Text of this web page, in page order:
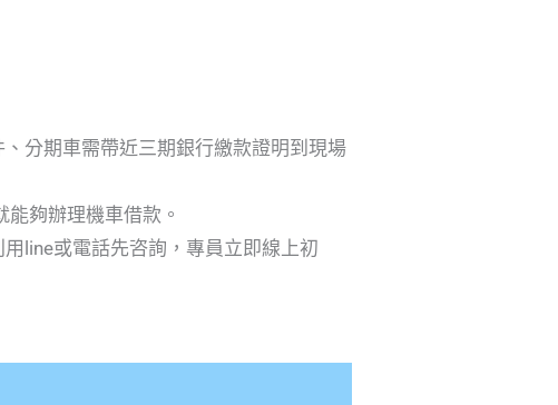
分期車需帶近三期銀行繳款證明到現場
夠辦理機車借款。
line或電話先咨詢，專員立即線上初